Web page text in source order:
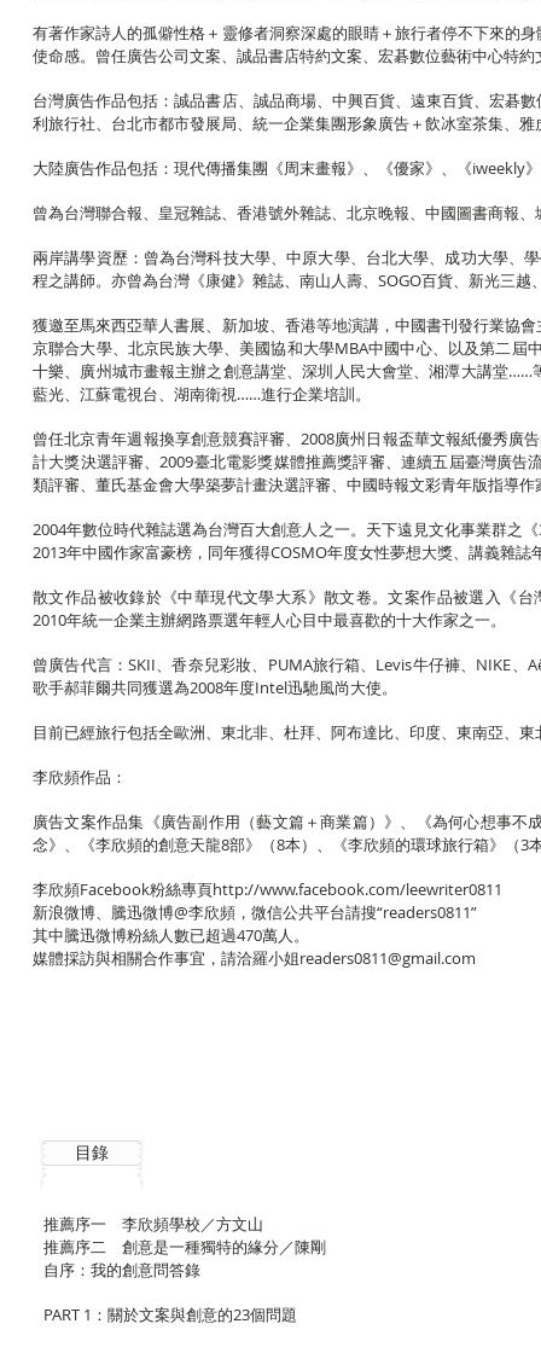
有著作家詩人的孤僻性格＋靈修者洞察深處的眼睛＋旅行者停不下來的
使命感。曾任廣告公司文案、誠品書店特約文案、宏碁數位藝術中心特約
台灣廣告作品包括：誠品書店、誠品商場、中興百貨、遠東百貨、宏碁
利旅行社、台北市都市發展局、統一企業集團形象廣告＋飲冰室茶集、
大陸廣告作品包括：現代傳播集團《周末畫報》、《優家》、《iweekly
曾為台灣聯合報、皇冠雜誌、香港號外雜誌、北京晚報、中國圖書商報
兩岸講學資歷：曾為台灣科技大學、中原大學、台北大學、成功大學
程之講師。亦曾為台灣《康健》雜誌、南山人壽、SOGO百貨、新光三
獲邀至馬來西亞華人書展、新加坡、香港等地演講，中國書刊發行業協
京聯合大學、北京民族大學、美國協和大學MBA中國中心、以及第二屆
十樂、廣州城市畫報主辦之創意講堂、深圳人民大會堂、湘潭大講堂
藍光、江蘇電視台、湖南衛視……進行企業培訓。
曾任北京青年週報換享創意競賽評審、2008廣州日報盃華文報紙優秀廣
計大獎決選評審、2009臺北電影獎媒體推薦獎評審、連續五屆臺灣廣
類評審、董氏基金會大學築夢計畫決選評審、中國時報文彩青年版指導
2004年數位時代雜誌選為台灣百大創意人之一。天下遠見文化事業群之
2013年中國作家富豪榜，同年獲得COSMO年度女性夢想大獎、講義雜誌
散文作品被收錄於《中華現代文學大系》散文卷。文案作品被選入《
2010年統一企業主辦網路票選年輕人心目中最喜歡的十大作家之一。
曾廣告代言：SKII、香奈兒彩妝、PUMA旅行箱、Levis牛仔褲、NIKE
歌手郝菲爾共同獲選為2008年度Intel迅馳風尚大使。
目前已經旅行包括全歐洲、東北非、杜拜、阿布達比、印度、東南亞、
李欣頻作品：
廣告文案作品集《廣告副作用（藝文篇＋商業篇）》、《為何心想事
念》、《李欣頻的創意天龍8部》（8本）、《李欣頻的環球旅行箱》（3
李欣頻Facebook粉絲專頁http://www.facebook.com/leewriter0811
新浪微博、騰迅微博@李欣頻，微信公共平台請搜“readers0811”
其中騰迅微博粉絲人數已超過470萬人。
媒體採訪與相關合作事宜，請洽羅小姐readers0811@gmail.com
目錄
推薦序一 李欣頻學校／方文山
推薦序二 創意是一種獨特的緣分／陳剛
自序：我的創意問答錄
PART 1：關於文案與創意的23個問題